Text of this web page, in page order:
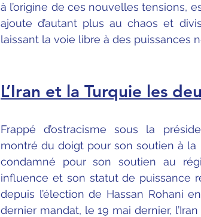
à l’origine de ces nouvelles tensions,
ajoute d’autant plus au chaos et
laissant la voie libre à des puissances
L’Iran et la Turquie les
Frappé d’ostracisme sous la
montré du doigt pour son soutien à
condamné pour son soutien au
influence et son statut de puissance
depuis l’élection de Hassan Rohani
dernier mandat, le 19 mai dernier,